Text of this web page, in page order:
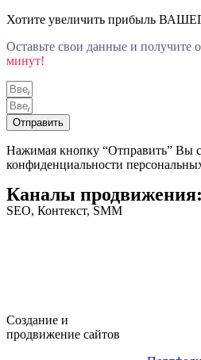
Хотите увеличить прибыль
Оставьте свои данные и получите
минут!
Отправить
Нажимая кнопку “Отправить” Вы
конфиденциальности
Каналы продвижения:
SEO, Контекст, SMM
Создание и
продвижение сайтов